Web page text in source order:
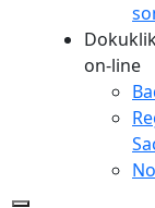
on-line